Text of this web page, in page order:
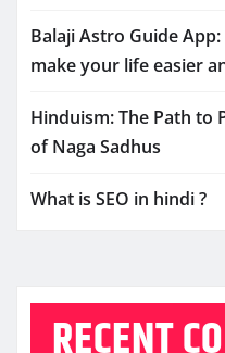
Balaji Astro Guide
make your life easier
Hinduism: The Path to
of Naga Sadhus
What is SEO in hindi ?